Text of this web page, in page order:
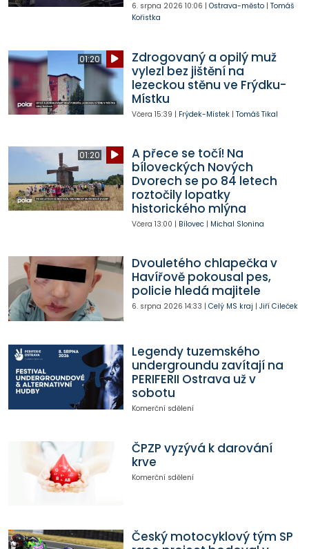
6. srpna 2026 10:06 | Ostrava-město| Tomáš
Kořistka
01:20
Zdrogovaný a opilý muž
vylezl bez jištění na
lezeckou stěnu ve Frýdku-
Místku
Včera 15:39 | Frýdek-Místek| Tomáš Tikal
01:20
A přece se točí! Na
bíloveckých Nových
Dvorech se po 84 letech
roztočily lopatky
historického mlýna
Včera 13:00 | Bílovec| Michal Slonina
Dvouletého chlapečka v
Havířově pokousal pes,
policie hledá majitele
6. srpna 2026 14:33 | Celý MS kraj | Jiří Cileček
Legendy tuzemského
undergroundu zavítají na
PERIFERII Ostrava už v
sobotu
Komerční sdělení
ČPZP vyzývá k darování
krve
Komerční sdělení
Český motocyklový tým SP